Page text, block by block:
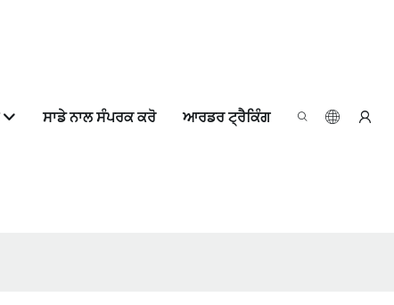
ਸਾਡੇ ਨਾਲ ਸੰਪਰਕ ਕਰੋ ਆਰਡਰ ਟ੍ਰੈਕਿੰਗ